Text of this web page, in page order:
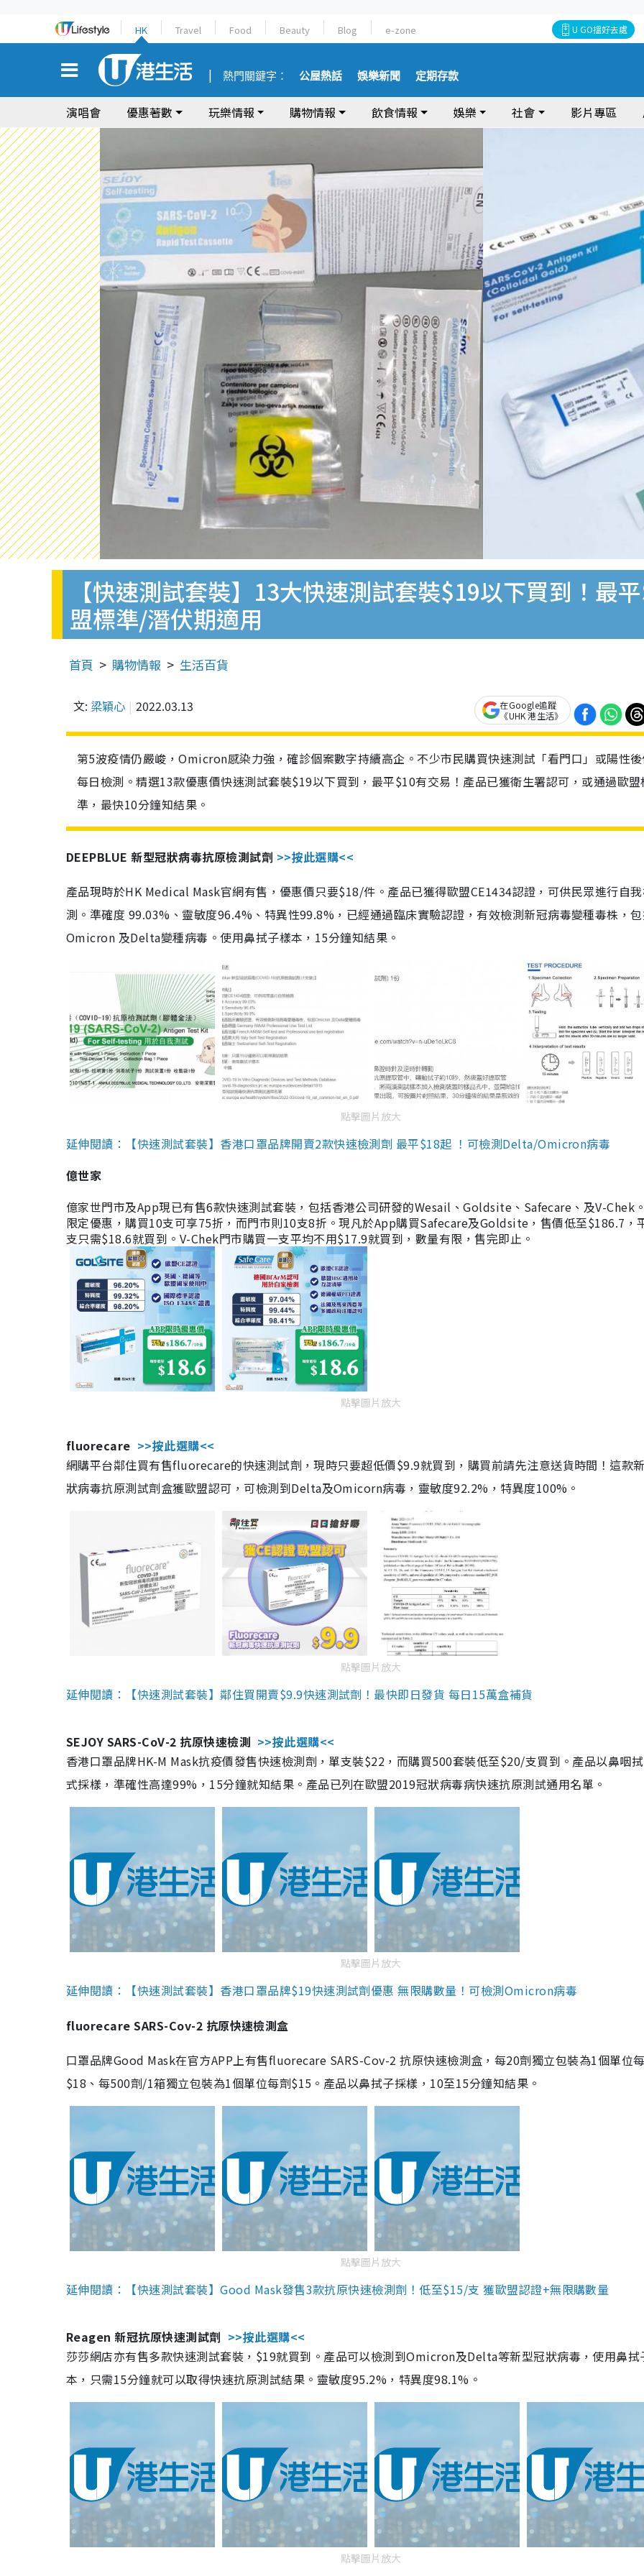
HK Travel Food Beauty Blog e-zone U GO搵好去處
熱門關鍵字： 公屋熱話 娛樂新聞 定期存款
演唱會 優惠著數 玩樂情報 購物情報 飲食情報 娛樂 社會 影片專區
【快速測試套裝】13大快速測試套裝$19以下買到！最
盟標準/潛伏期適用
首頁 購物情報 生活百貨
文: 梁穎心 2022.03.13
在Google追蹤
《UHK 港生活》
第5波疫情仍嚴峻，Omicron感染力強，確診個案數字持續高企。不少市民購買快速測試「看門口」或陽性
每日檢測。精選13款優惠價快速測試套裝$19以下買到，最平$10有交易！產品已獲衛生署認可，或通過歐盟
準，最快10分鐘知結果。
DEEPBLUE 新型冠狀病毒抗原檢測試劑 >>按此選購<<
產品現時於HK Medical Mask官網有售，優惠價只要$18/件。產品已獲得歐盟CE1434認證，可供民眾進行自
測。準確度 99.03%、靈敏度96.4%、特異性99.8%，已經通過臨床實驗認證，有效檢測新冠病毒變種毒株，
Omicron 及Delta變種病毒。使用鼻拭子樣本，15分鐘知結果。
點擊圖片放大
延伸閱讀：【快速測試套裝】香港口罩品牌開賣2款快速檢測劑 最平$18起 ！可檢測Delta/Omicron病毒
億世家
億家世門市及App現已有售6款快速測試套裝，包括香港公司研發的Wesail、Goldsite、Safecare、及V-Chek
限定優惠，購買10支可享75折，而門市則10支8折。現凡於App購買Safecare及Goldsite，售價低至$186.7，
支只需$18.6就買到。V-Chek門市購買一支平均不用$17.9就買到，數量有限，售完即止。
點擊圖片放大
fluorecare >>按此選購<<
網購平台鄰住買有售fluorecare的快速測試劑，現時只要超低價$9.9就買到，購買前請先注意送貨時間！這款
狀病毒抗原測試劑盒獲歐盟認可，可檢測到Delta及Omicorn病毒，靈敏度92.2%，特異度100%。
點擊圖片放大
延伸閱讀：【快速測試套裝】鄰住買開賣$9.9快速測試劑！最快即日發貨 每日15萬盒補貨
SEJOY SARS-CoV-2 抗原快速檢測 >>按此選購<<
香港口罩品牌HK-M Mask抗疫價發售快速檢測劑，單支裝$22，而購買500套裝低至$20/支買到。產品以鼻咽
式採樣，準確性高達99%，15分鐘就知結果。產品已列在歐盟2019冠狀病毒病快速抗原測試通用名單。
點擊圖片放大
延伸閱讀：【快速測試套裝】香港口罩品牌$19快速測試劑優惠 無限購數量！可檢測Omicron病毒
fluorecare SARS-Cov-2 抗原快速檢測盒
口罩品牌Good Mask在官方APP上有售fluorecare SARS-Cov-2 抗原快速檢測盒，每20劑獨立包裝為1個單位
$18、每500劑/1箱獨立包裝為1個單位每劑$15。產品以鼻拭子採樣，10至15分鐘知結果。
點擊圖片放大
延伸閱讀：【快速測試套裝】Good Mask發售3款抗原快速檢測劑！低至$15/支 獲歐盟認證+無限購數量
Reagen 新冠抗原快速測試劑 >>按此選購<<
莎莎網店亦有售多款快速測試套裝，$19就買到。產品可以檢測到Omicron及Delta等新型冠狀病毒，使用鼻拭
本，只需15分鐘就可以取得快速抗原測試結果。靈敏度95.2%，特異度98.1%。
點擊圖片放大